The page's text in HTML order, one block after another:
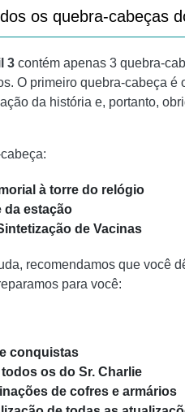
os quebra-cabeças
3 contém apenas 3 quebra-
O primeiro quebra-cabeça
da história e, portanto,
à torre do relógio
da estação
de Vacinas
recomendamos que você
para você:
conquistas
os do Sr. Charlie
de cofres e armários